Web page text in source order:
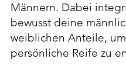
Männern. Dabei
bewusst deine
weiblichen Anteile,
persönliche Reife zu